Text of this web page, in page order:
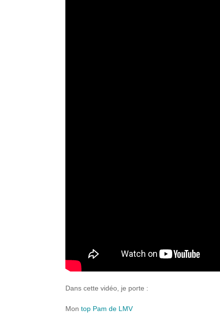
Dans cette vidéo, je porte :
Montop Pam de LMV